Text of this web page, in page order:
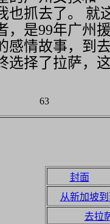
也抓去了。 就
，是99年广州
感情故事，到
选择了拉萨，
63
封面
从新加坡
去拉